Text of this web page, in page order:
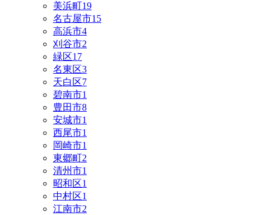
美浜町19
名古屋市15
高浜市4
刈谷市2
緑区17
名東区3
天白区7
碧南市1
豊田市8
安城市1
西尾市1
岡崎市1
東郷町2
清州市1
昭和区1
中村区1
江南市2